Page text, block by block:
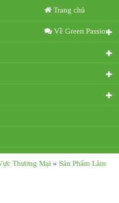
Trang chủ
Về Green Passion
Thương Mại » Sản Phẩm Làm